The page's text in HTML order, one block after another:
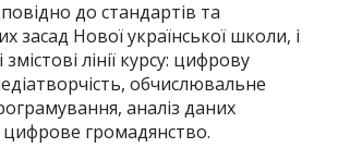
до стандартів та
засад Нової української школи, і
лінії курсу: цифрову
обчислювальне
аналіз даних
громадянство.